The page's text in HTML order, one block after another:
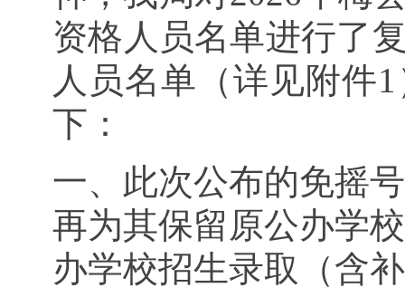
资格人员名单进行了
人员名单（详见附件
下：
一、此次公布的免摇
再为其保留原公办学
办学校招生录取（含